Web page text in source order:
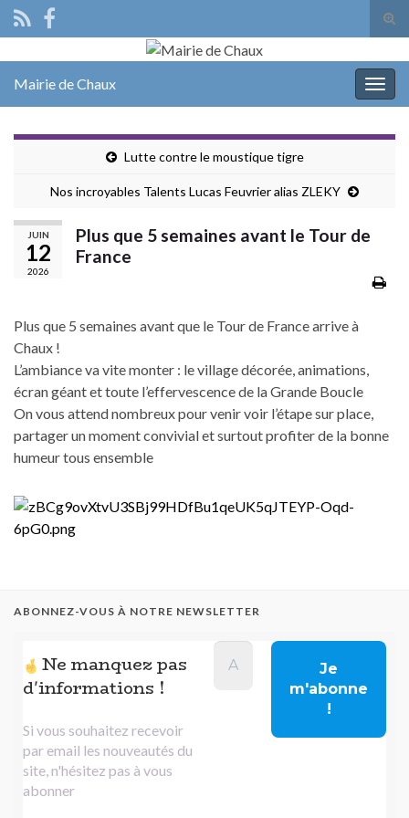
Search for:
Mairie de Chaux
Lutte contre le moustique tigre
Nos incroyables Talents Lucas Feuvrier alias ZLEKY
JUIN
12
2026
Plus que 5 semaines avant le Tour de
France
Plus que 5 semaines avant que le Tour de France arrive à
Chaux !
L’ambiance va vite monter : le village décorée, animations,
écran géant et toute l’effervescence de la Grande Boucle
On vous attend nombreux pour venir voir l’étape sur place,
partager un moment convivial et surtout profiter de la bonne
humeur tous ensemble
ABONNEZ-VOUS À NOTRE NEWSLETTER
Ne manquez pas
d'informations !
Si vous souhaitez recevoir
par email les nouveautés du
site, n'hésitez pas à vous
abonner